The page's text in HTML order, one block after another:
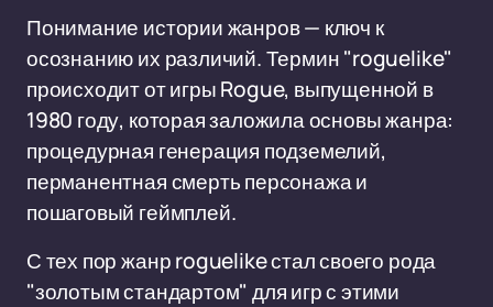
Понимание истории жанров — ключ к
осознанию их различий. Термин "roguelike"
происходит от игры Rogue, выпущенной в
1980 году, которая заложила основы жанра:
процедурная генерация подземелий,
перманентная смерть персонажа и
пошаговый геймплей.
С тех пор жанр roguelike стал своего рода
"золотым стандартом" для игр с этими